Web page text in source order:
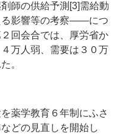
師の供給予測[3]需給動
る影響等の考察――につ
回会合では、厚労省か
万人弱、需要は３０万
。
薬学教育６年制にふさ
どの見直しを開始し